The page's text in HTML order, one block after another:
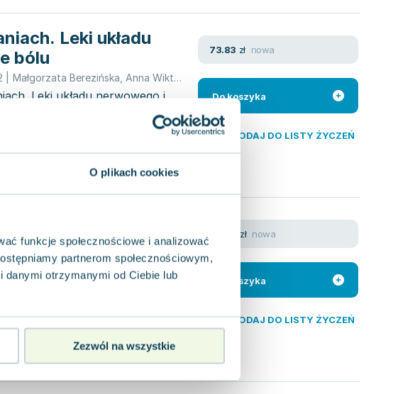
O plikach cookies
funkcje społecznościowe i analizować
partnerom społecznościowym,
danymi otrzymanymi od Ciebie lub
Zezwól na wszystkie
Leki układu
bólu
Małgorzata Berezińska Anna Wiktorowska-Owczarek
Leki układu nerwowego i
73.83 zł nowa
Do koszyka
DODAJ DO LISTY ŻYCZEŃ
| Anna Wiktorowska-Owczarek,Małgorzata Berezińska
Leki układu autonomicznego
dr hab. Anny
zł nowa
Do koszyka
DODAJ DO LISTY ŻYCZEŃ